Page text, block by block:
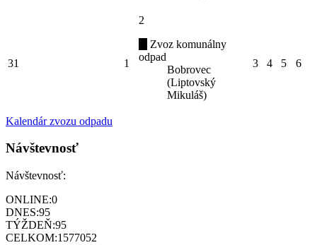
31 1
2
Zvoz komunálny
odpad
Bobrovec
(Liptovský
Mikuláš)
3 4 5 6
Kalendár zvozu odpadu
Návštevnosť
Návštevnosť:
ONLINE:0
DNES:95
TÝŽDEŇ:95
CELKOM:1577052